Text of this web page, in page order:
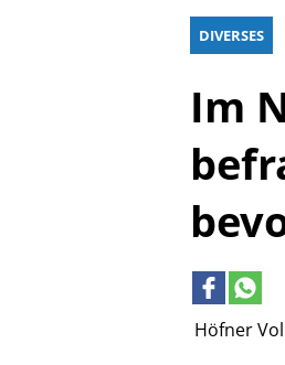
DIVERSES
Höfner
Im